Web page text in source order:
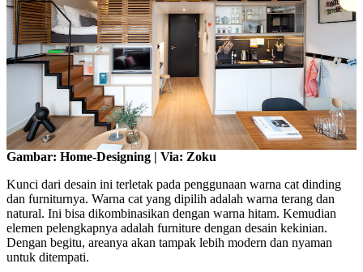
Gambar: Home-Designing | Via: Zoku
Kunci dari desain ini terletak pada penggunaan warna cat dinding
dan furniturnya. Warna cat yang dipilih adalah warna terang dan
natural. Ini bisa dikombinasikan dengan warna hitam. Kemudian
elemen pelengkapnya adalah furniture dengan desain kekinian.
Dengan begitu, areanya akan tampak lebih modern dan nyaman
untuk ditempati.